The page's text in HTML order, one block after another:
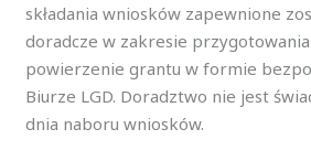
składania wniosków zapewnione
doradcze w zakresie
powierzenie grantu w formie
Biurze LGD. Doradztwo nie jest
dnia naboru wniosków.